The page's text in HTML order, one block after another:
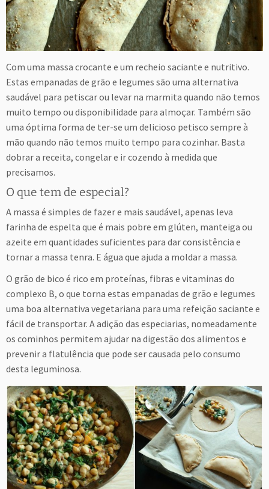
Com uma massa crocante e um recheio saciante e nutritivo.
Estas empanadas de grão e legumes são uma alternativa
saudável para petiscar ou levar na marmita quando não temos
muito tempo ou disponibilidade para almoçar. Também são
uma óptima forma de ter-se um delicioso petisco sempre à
mão quando não temos muito tempo para cozinhar. Basta
dobrar a receita, congelar e ir cozendo à medida que
precisamos.
O que tem de especial?
A massa é simples de fazer e mais saudável, apenas leva
farinha de espelta que é mais pobre em glúten, manteiga ou
azeite em quantidades suficientes para dar consistência e
tornar a massa tenra. E água que ajuda a moldar a massa.
O grão de bico é rico em proteínas, fibras e vitaminas do
complexo B, o que torna estas empanadas de grão e legumes
uma boa alternativa vegetariana para uma refeição saciante e
fácil de transportar. A adição das especiarias, nomeadamente
os cominhos permitem ajudar na digestão dos alimentos e
prevenir a flatulência que pode ser causada pelo consumo
desta leguminosa.